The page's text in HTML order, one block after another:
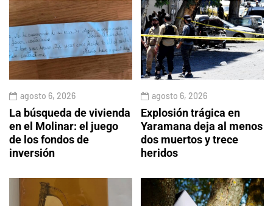
agosto 6, 2026
La búsqueda de vivienda
en el Molinar: el juego
de los fondos de
inversión
agosto 6, 2026
Explosión trágica en
Yaramana deja al menos
dos muertos y trece
heridos